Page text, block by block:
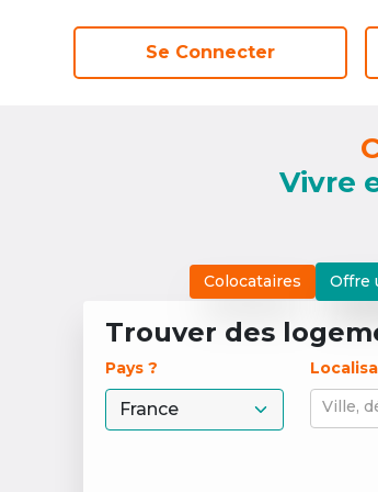
Se Connecter
Se Connecter
Vivre
Colocataires Offre
Trouver des
Pays ?
Ville,